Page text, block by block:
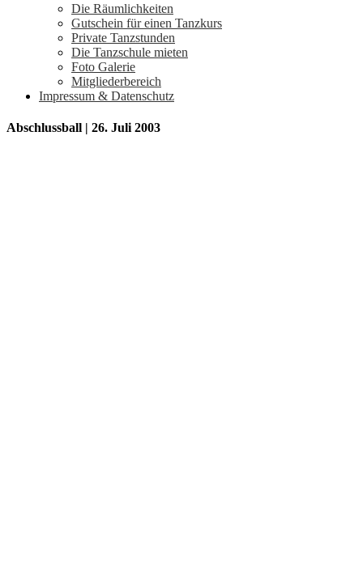
Die Räumlichkeiten
Gutschein für einen Tanzkurs
Private Tanzstunden
Die Tanzschule mieten
Foto Galerie
Mitgliederbereich
Impressum & Datenschutz
Abschlussball | 26. Juli 2003